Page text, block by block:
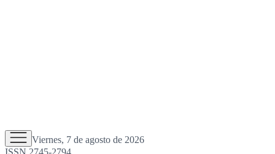
Viernes, 7 de agosto de 2026
ISSN 2745-2794